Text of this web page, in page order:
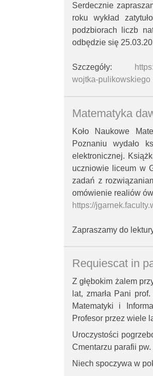
Serdecznie
roku wykład
podzbiorach liczb
odbędzie się
Szczegóły:
wojtka-pulikowskiego
Matematyka
Koło Naukowe
Poznaniu wydało
elektronicznej.
uczniowie liceum w
zadań z
omówienie realiów
https://
Zapraszamy do
Requiescat in
Z głębokim żalem
lat, zmarła Pani
Matematyki i
Profesor przez wiele
Uroczystości
Cmentarzu parafii
Niech spoczywa w